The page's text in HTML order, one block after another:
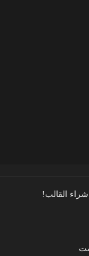
شراء القالب!